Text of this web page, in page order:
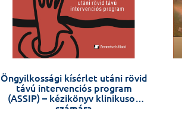
Öngyilkossági kísérlet utáni rövid
távú intervenciós program
(ASSIP) – kézikönyv klinikusok
számára